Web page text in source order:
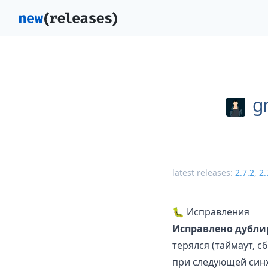
latest releases: 2.7.2,
🐛 Исправления
Исправлено
терялся (таймаут,
при следующей